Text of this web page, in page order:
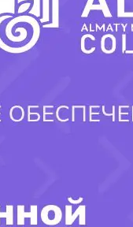
технологий!
×